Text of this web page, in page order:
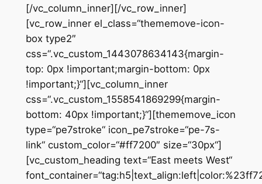
[/vc_column_inner][/vc_row_inner]
[vc_row_inner el_class=“thememove-icon-
box type2″
css=“.vc_custom_1443078634143{margin-
top: 0px !important;margin-bottom: 0px
!important;}“][vc_column_inner
css=“.vc_custom_1558541869299{margin-
bottom: 40px !important;}“][thememove_icon
type=“pe7stroke“ icon_pe7stroke=“pe-7s-
link“ custom_color=“#ff7200″ size=“30px“]
[vc_custom_heading text=“East meets West“